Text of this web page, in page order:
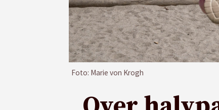
Foto: Marie von Krogh